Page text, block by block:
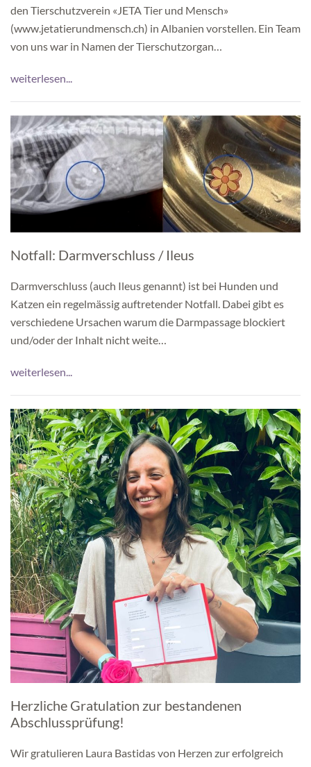
den Tierschutzverein «JETA Tier und Mensch»
(www.jetatierundmensch.ch) in Albanien vorstellen. Ein Team
von uns war in Namen der Tierschutzorgan…
weiterlesen...
Notfall: Darmverschluss / Ileus
Darmverschluss (auch Ileus genannt) ist bei Hunden und
Katzen ein regelmässig auftretender Notfall. Dabei gibt es
verschiedene Ursachen warum die Darmpassage blockiert
und/oder der Inhalt nicht weite…
weiterlesen...
Herzliche Gratulation zur bestandenen
Abschlussprüfung!
Wir gratulieren Laura Bastidas von Herzen zur erfolgreich